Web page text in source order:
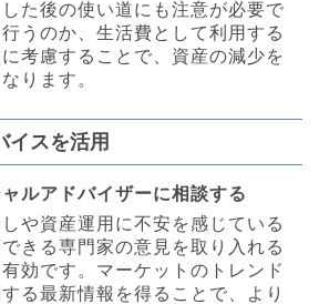
た後の使い道にも注意が必要で
うのか、生活費として利用する
考慮することで、資産の減少を
ります。
イスを活用
ルアドバイザーに相談する
や資産運用に不安を感じている
きる専門家の意見を取り入れる
効です。マーケットのトレンド
る最新情報を得ることで、より